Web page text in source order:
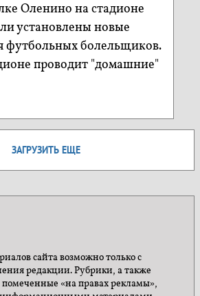
Оленино на стадионе
установлены новые
футбольных болельщиков.
проводит "домашние"
ЗАГРУЗИТЬ ЕЩЕ
сайта возможно только с
редакции. Рубрики, а также
«на правах рекламы»,